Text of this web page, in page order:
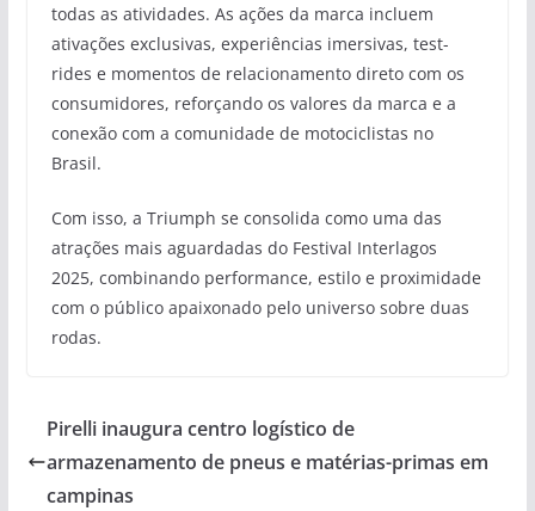
todas as atividades. As ações da marca incluem
ativações exclusivas, experiências imersivas, test-
rides e momentos de relacionamento direto com os
consumidores, reforçando os valores da marca e a
conexão com a comunidade de motociclistas no
Brasil.
Com isso, a Triumph se consolida como uma das
atrações mais aguardadas do Festival Interlagos
2025, combinando performance, estilo e proximidade
com o público apaixonado pelo universo sobre duas
rodas.
Pirelli inaugura centro logístico de
armazenamento de pneus e matérias-primas em
campinas